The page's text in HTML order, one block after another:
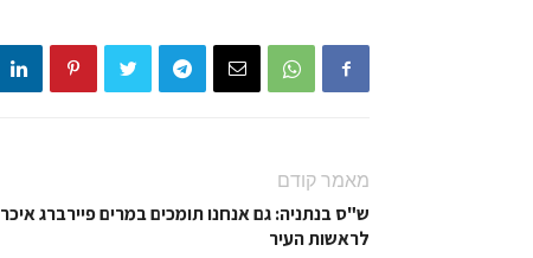
מאמר קודם
ש"ס בנתניה: גם אנחנו תומכים במרים פיירברג איכר
לראשות העיר